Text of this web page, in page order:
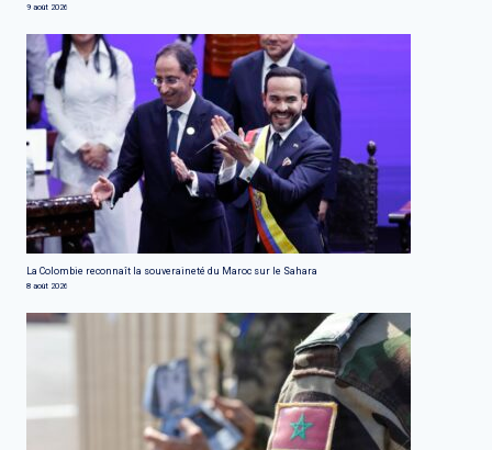
9 août 2026
La Colombie reconnaît la souveraineté du Maroc sur le Sahara
8 août 2026